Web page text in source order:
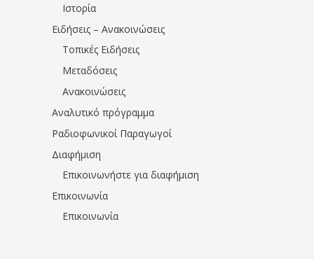
Ιστορία
Ειδήσεις – Ανακοινώσεις
Τοπικές Ειδήσεις
Μεταδόσεις
Ανακοινώσεις
Αναλυτικό πρόγραμμα
Ραδιοφωνικοί Παραγωγοί
Διαφήμιση
Επικοινωνήστε για διαφήμιση
Επικοινωνία
Επικοινωνία